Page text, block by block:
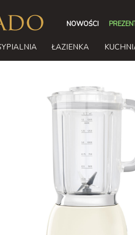
NOWOŚCI
ŁAZIENKA